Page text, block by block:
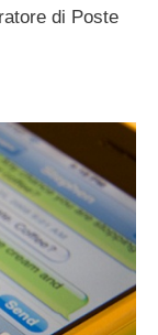
di Poste